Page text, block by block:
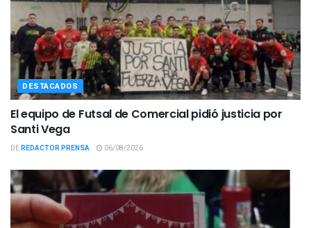
DESTACADOS
El equipo de Futsal de Comercial pidió justicia por
Santi Vega
DEREDACTOR PRENSA 06/08/2026